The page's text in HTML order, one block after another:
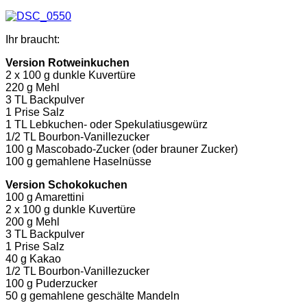
Ihr braucht:
Version Rotweinkuchen
2 x 100 g dunkle Kuvertüre
220 g Mehl
3 TL Backpulver
1 Prise Salz
1 TL Lebkuchen- oder Spekulatiusgewürz
1/2 TL Bourbon-Vanillezucker
100 g Mascobado-Zucker (oder brauner Zucker)
100 g gemahlene Haselnüsse
Version Schokokuchen
100 g Amarettini
2 x 100 g dunkle Kuvertüre
200 g Mehl
3 TL Backpulver
1 Prise Salz
40 g Kakao
1/2 TL Bourbon-Vanillezucker
100 g Puderzucker
50 g gemahlene geschälte Mandeln